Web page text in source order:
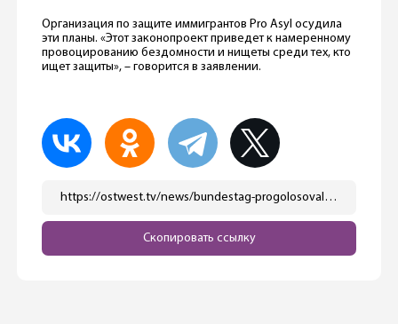
Организация по защите иммигрантов Pro Asyl осудила
эти планы. «Этот законопроект приведет к намеренному
провоцированию бездомности и нищеты среди тех, кто
ищет защиты», – говорится в заявлении.
https://ostwest.tv/news/bundestag-progolosoval-za-paket-bezopasnosti-a-bundesrat-ego-chastichno-zablokiroval/
Скопировать ссылку